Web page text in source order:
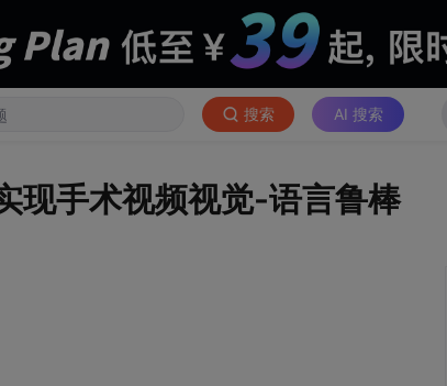
搜索 AI 搜索
现手术视频视觉-语言鲁棒